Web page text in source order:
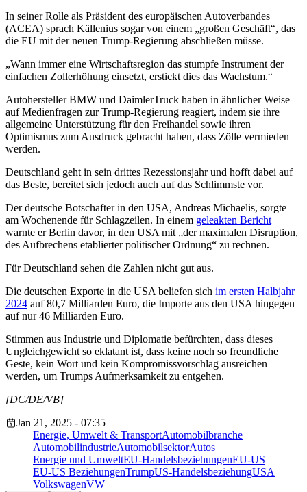
In seiner Rolle als Präsident des europäischen Autoverbandes
(ACEA) sprach Källenius sogar von einem „großen Geschäft“, das
die EU mit der neuen Trump-Regierung abschließen müsse.
„Wann immer eine Wirtschaftsregion das stumpfe Instrument der
einfachen Zollerhöhung einsetzt, erstickt dies das Wachstum.“
Autohersteller BMW und DaimlerTruck haben in ähnlicher Weise
auf Medienfragen zur Trump-Regierung reagiert, indem sie ihre
allgemeine Unterstützung für den Freihandel sowie ihren
Optimismus zum Ausdruck gebracht haben, dass Zölle vermieden
werden.
Deutschland geht in sein drittes Rezessionsjahr und hofft dabei auf
das Beste, bereitet sich jedoch auch auf das Schlimmste vor.
Der deutsche Botschafter in den USA, Andreas Michaelis, sorgte
am Wochenende für Schlagzeilen. In einem geleakten Bericht
warnte er Berlin davor, in den USA mit „der maximalen Disruption,
des Aufbrechens etablierter politischer Ordnung“ zu rechnen.
Für Deutschland sehen die Zahlen nicht gut aus.
Die deutschen Exporte in die USA beliefen sich im ersten Halbjahr
2024 auf 80,7 Milliarden Euro, die Importe aus den USA hingegen
auf nur 46 Milliarden Euro.
Stimmen aus Industrie und Diplomatie befürchten, dass dieses
Ungleichgewicht so eklatant ist, dass keine noch so freundliche
Geste, kein Wort und kein Kompromissvorschlag ausreichen
werden, um Trumps Aufmerksamkeit zu entgehen.
[DC/DE/VB]
Jan 21, 2025 - 07:35
Energie, Umwelt & TransportAutomobilbranche
AutomobilindustrieAutomobilsektorAutos
Energie und UmweltEU-HandelsbeziehungenEU-US
EU-US BeziehungenTrumpUS-HandelsbeziehungUSA
VolkswagenVW